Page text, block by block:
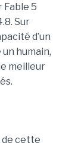
Fable 5
Sur
d’un
humain,
meilleur
de cette